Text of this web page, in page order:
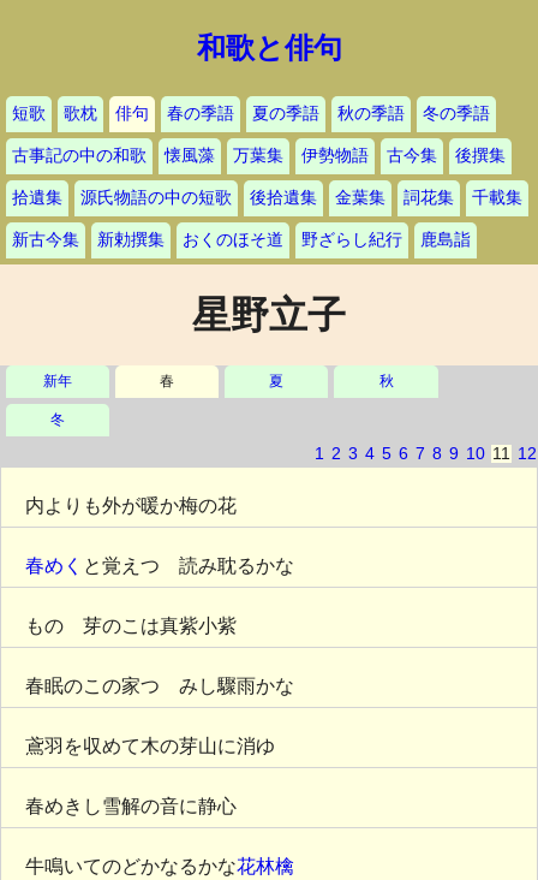
和歌と俳句
短歌 歌枕 俳句 春の季語 夏の季語 秋の季語 冬の季語
古事記の中の和歌 懐風藻 万葉集 伊勢物語 古今集 後撰集
拾遺集 源氏物語の中の短歌 後拾遺集 金葉集 詞花集 千載集
新古今集 新勅撰集 おくのほそ道 野ざらし紀行 鹿島詣
星野立子
新年 春 夏 秋
冬
1 2 3 4 5 6 7 8 9 10 11 12
内よりも外が暖か梅の花
春めく と覚えつゝ読み耽るかな
ものゝ芽のこは真紫小紫
春眠のこの家つゝみし驟雨かな
鳶羽を収めて木の芽山に消ゆ
春めきし雪解の音に静心
牛鳴いてのどかなるかな花林檎